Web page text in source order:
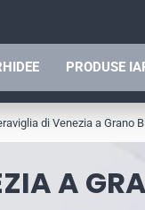
PRODUSE
A
di Venezia a Grano